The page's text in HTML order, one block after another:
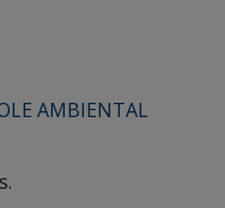
AMBIENTAL